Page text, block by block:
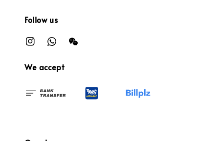
Follow us
We accept